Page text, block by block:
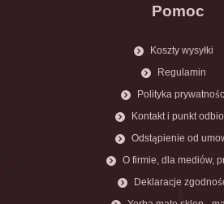
Pomoc
Koszty wysyłki
Regulamin
Polityka
Kontakt i punkt
Odstąpienie od
O firmie, dla mediów,
Deklaracje